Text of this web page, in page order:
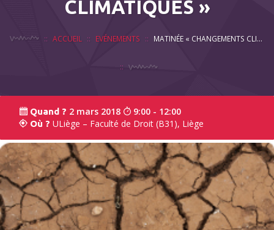
CLIMATIQUES »
ACCUEIL EVÉNEMENTS MATINÉE « CHANGEMENTS CLIMATIQUES »
Quand ? 2 mars 2018 9:00 - 12:00
Où ? ULiège – Faculté de Droit (B31), Liège